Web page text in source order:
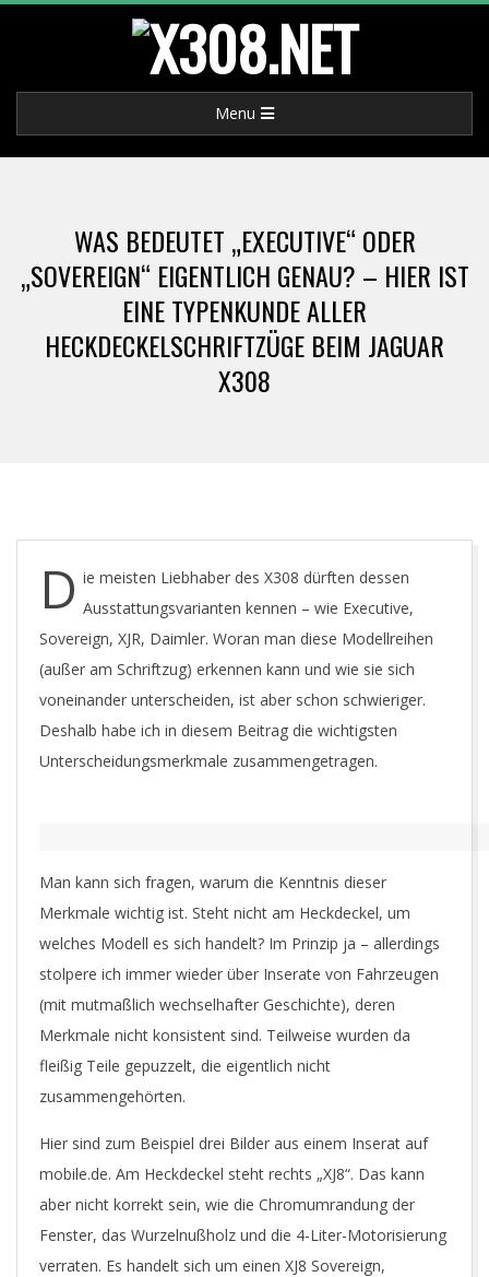
X
3
8
T
Navigation
Menu
WAS BEDEUTET „EXECUTIVE“ ODER
„SOVEREIGN“ EIGENTLICH GENAU? – HIER IST
EINE TYPENKUNDE ALLER
HECKDECKELSCHRIFTZÜGE BEIM JAGUAR
X308
D ie meisten Liebhaber des X308 dürften dessen
Ausstattungsvarianten kennen – wie Executive,
Sovereign, XJR, Daimler. Woran man diese Modellreihen
(außer am Schriftzug) erkennen kann und wie sie sich
voneinander unterscheiden, ist aber schon schwieriger.
Deshalb habe ich in diesem Beitrag die wichtigsten
Unterscheidungsmerkmale zusammengetragen.
Man kann sich fragen, warum die Kenntnis dieser
Merkmale wichtig ist. Steht nicht am Heckdeckel, um
welches Modell es sich handelt? Im Prinzip ja – allerdings
stolpere ich immer wieder über Inserate von Fahrzeugen
(mit mutmaßlich wechselhafter Geschichte), deren
Merkmale nicht konsistent sind. Teilweise wurden da
fleißig Teile gepuzzelt, die eigentlich nicht
zusammengehörten.
Hier sind zum Beispiel drei Bilder aus einem Inserat auf
mobile.de. Am Heckdeckel steht rechts „XJ8“. Das kann
aber nicht korrekt sein, wie die Chromumrandung der
Fenster, das Wurzelnußholz und die 4-Liter-Motorisierung
verraten. Es handelt sich um einen XJ8 Sovereign,